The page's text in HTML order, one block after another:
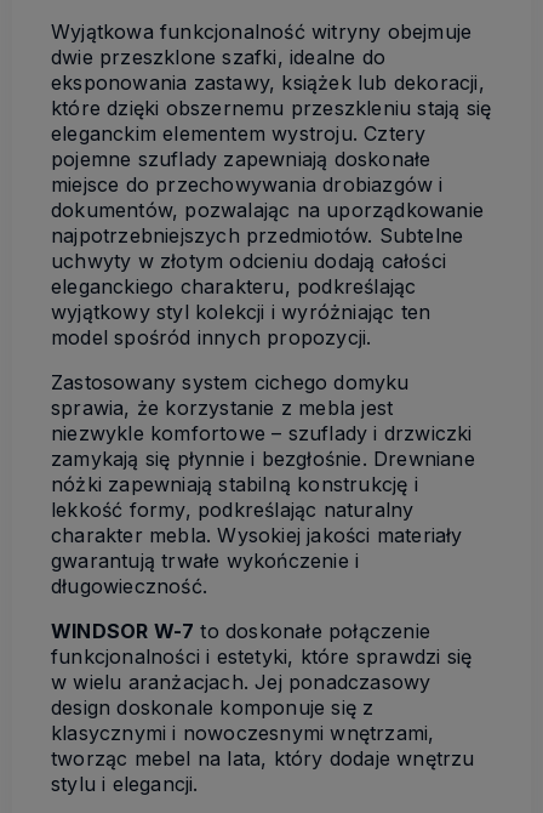
Wyjątkowa funkcjonalność witryny obejmuje
dwie przeszklone szafki, idealne do
eksponowania zastawy, książek lub dekoracji,
które dzięki obszernemu przeszkleniu stają się
eleganckim elementem wystroju. Cztery
pojemne szuflady zapewniają doskonałe
miejsce do przechowywania drobiazgów i
dokumentów, pozwalając na uporządkowanie
najpotrzebniejszych przedmiotów. Subtelne
uchwyty w złotym odcieniu dodają całości
eleganckiego charakteru, podkreślając
wyjątkowy styl kolekcji i wyróżniając ten
model spośród innych propozycji.
Zastosowany system cichego domyku
sprawia, że korzystanie z mebla jest
niezwykle komfortowe – szuflady i drzwiczki
zamykają się płynnie i bezgłośnie. Drewniane
nóżki zapewniają stabilną konstrukcję i
lekkość formy, podkreślając naturalny
charakter mebla. Wysokiej jakości materiały
gwarantują trwałe wykończenie i
długowieczność.
WINDSOR W-7 to doskonałe połączenie
funkcjonalności i estetyki, które sprawdzi się
w wielu aranżacjach. Jej ponadczasowy
design doskonale komponuje się z
klasycznymi i nowoczesnymi wnętrzami,
tworząc mebel na lata, który dodaje wnętrzu
stylu i elegancji.